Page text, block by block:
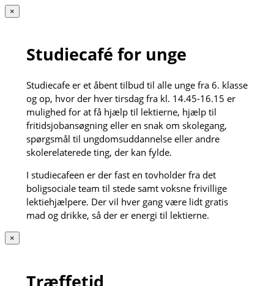
×
Studiecafé for unge
Studiecafe er et åbent tilbud til alle unge fra 6. klasse
og op, hvor der hver tirsdag fra kl. 14.45-16.15 er
mulighed for at få hjælp til lektierne, hjælp til
fritidsjobansøgning eller en snak om skolegang,
spørgsmål til ungdomsuddannelse eller andre
skolerelaterede ting, der kan fylde.
I studiecafeen er der fast en tovholder fra det
boligsociale team til stede samt voksne frivillige
lektiehjælpere. Der vil hver gang være lidt gratis
mad og drikke, så der er energi til lektierne.
×
Træffetid